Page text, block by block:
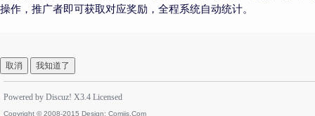
操作，推广者即可获取对应奖励，全程系统自动统计。
取消 我知道了
Powered by Discuz! X3.4 Licensed
Copyright © 2008-2015 Design: Comiis.Com